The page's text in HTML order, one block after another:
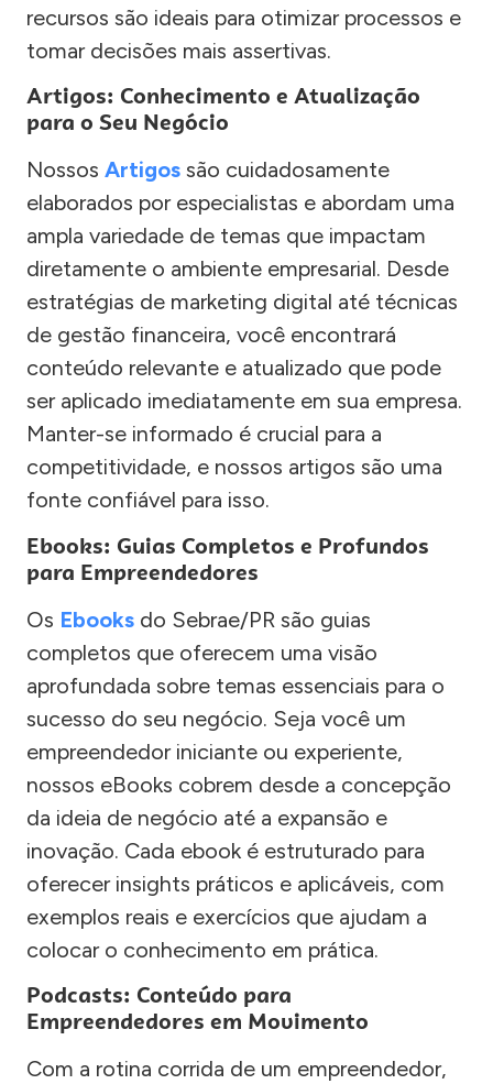
recursos são ideais para otimizar processos e
tomar decisões mais assertivas.
Artigos: Conhecimento e Atualização
para o Seu Negócio
Nossos Artigos são cuidadosamente
elaborados por especialistas e abordam uma
ampla variedade de temas que impactam
diretamente o ambiente empresarial. Desde
estratégias de marketing digital até técnicas
de gestão financeira, você encontrará
conteúdo relevante e atualizado que pode
ser aplicado imediatamente em sua empresa.
Manter-se informado é crucial para a
competitividade, e nossos artigos são uma
fonte confiável para isso.
Ebooks: Guias Completos e Profundos
para Empreendedores
Os Ebooks do Sebrae/PR são guias
completos que oferecem uma visão
aprofundada sobre temas essenciais para o
sucesso do seu negócio. Seja você um
empreendedor iniciante ou experiente,
nossos eBooks cobrem desde a concepção
da ideia de negócio até a expansão e
inovação. Cada ebook é estruturado para
oferecer insights práticos e aplicáveis, com
exemplos reais e exercícios que ajudam a
colocar o conhecimento em prática.
Podcasts: Conteúdo para
Empreendedores em Movimento
Com a rotina corrida de um empreendedor,